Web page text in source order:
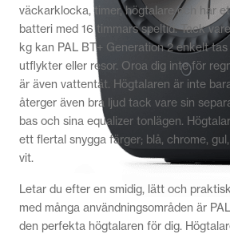
väckarklocka, timer, högtalare och har
batteri med 16 timmars speltid. Tack
kg kan PAL BT+ Generation 2 enkelt
utflykter eller resor. Oroa dig inte för
är även vattentät. Högtalaren är inte
återger även bra ljud tack vare sin
bas och sina equalizer tonlägen.
ett flertal snygga färger; blå, chrome,
vit.
Letar du efter en smidig, lätt och
med många användningsområden är
den perfekta högtalaren för dig.